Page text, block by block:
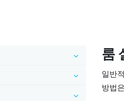
룸
일반
방법은